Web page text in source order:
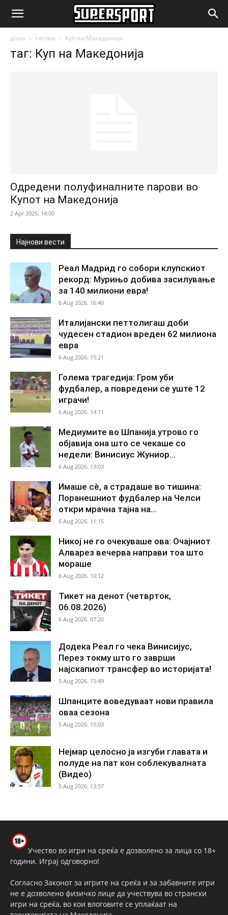
SuperSport.mk
дома тагови Куп на Македонија
таг: Куп на Македонија
Одредени полуфиналните парови во
Купот на Македонија
2 Apr 2025. 14:00
Најнови вести
Реал Мадрид го собори клупскиот
рекорд: Мурињо добива засилување
за 140 милиони евра!
6 Aug 2026. 16:40
Италијански петтолигаш доби
чудесен стадион вреден 62 милиона
евра
6 Aug 2026. 15:21
Голема трагедија: Гром уби
фудбалер, а повредени се уште 12
играчи!
6 Aug 2026. 14:11
Медиумите во Шпанија утрово го
објавија она што се чекаше со
недели: Винисиус Жуниор...
6 Aug 2026. 13:03
Имаше сè, а страдаше во тишина:
Поранешниот фудбалер на Челси
откри мрачна тајна на...
6 Aug 2026. 11:15
Никој не го очекуваше ова: Очајниот
Алварез вечерва направи тоа што
мораше
6 Aug 2026. 10:12
Тикет на денот (четврток,
06.08.2026)
6 Aug 2026. 07:20
Додека Реал го чека Винисијус,
Перез токму што го заврши
најскапиот трансфер во историјата!
5 Aug 2026. 15:49
Шпанците воведуваат нови правила
оваа сезона
5 Aug 2026. 15:03
Нејмар целосно ја изгуби главата и
полуде на пат кон соблекувалната
(Видео)
5 Aug 2026. 13:57
Учество во игри на среќа е дозволено за лица со 18+
години. Играј одговорно!
Согласно Законот за игрите на среќа и за забавните игри
не е дозволено физичко лице да учествува во странски
игри на среќа, во кои влоговите се уплаќаат на